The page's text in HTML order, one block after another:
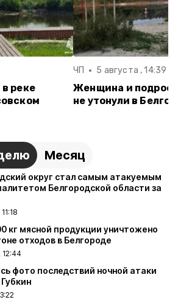
реке
ЧП 5 августа , 14:39
Женщина и
не утонули в
Месяц
округ стал самым атакуемым
Белгородской области за
кг мясной продукции уничтожено
отходов в Белгороде
12:44
фото последствий ночной атаки